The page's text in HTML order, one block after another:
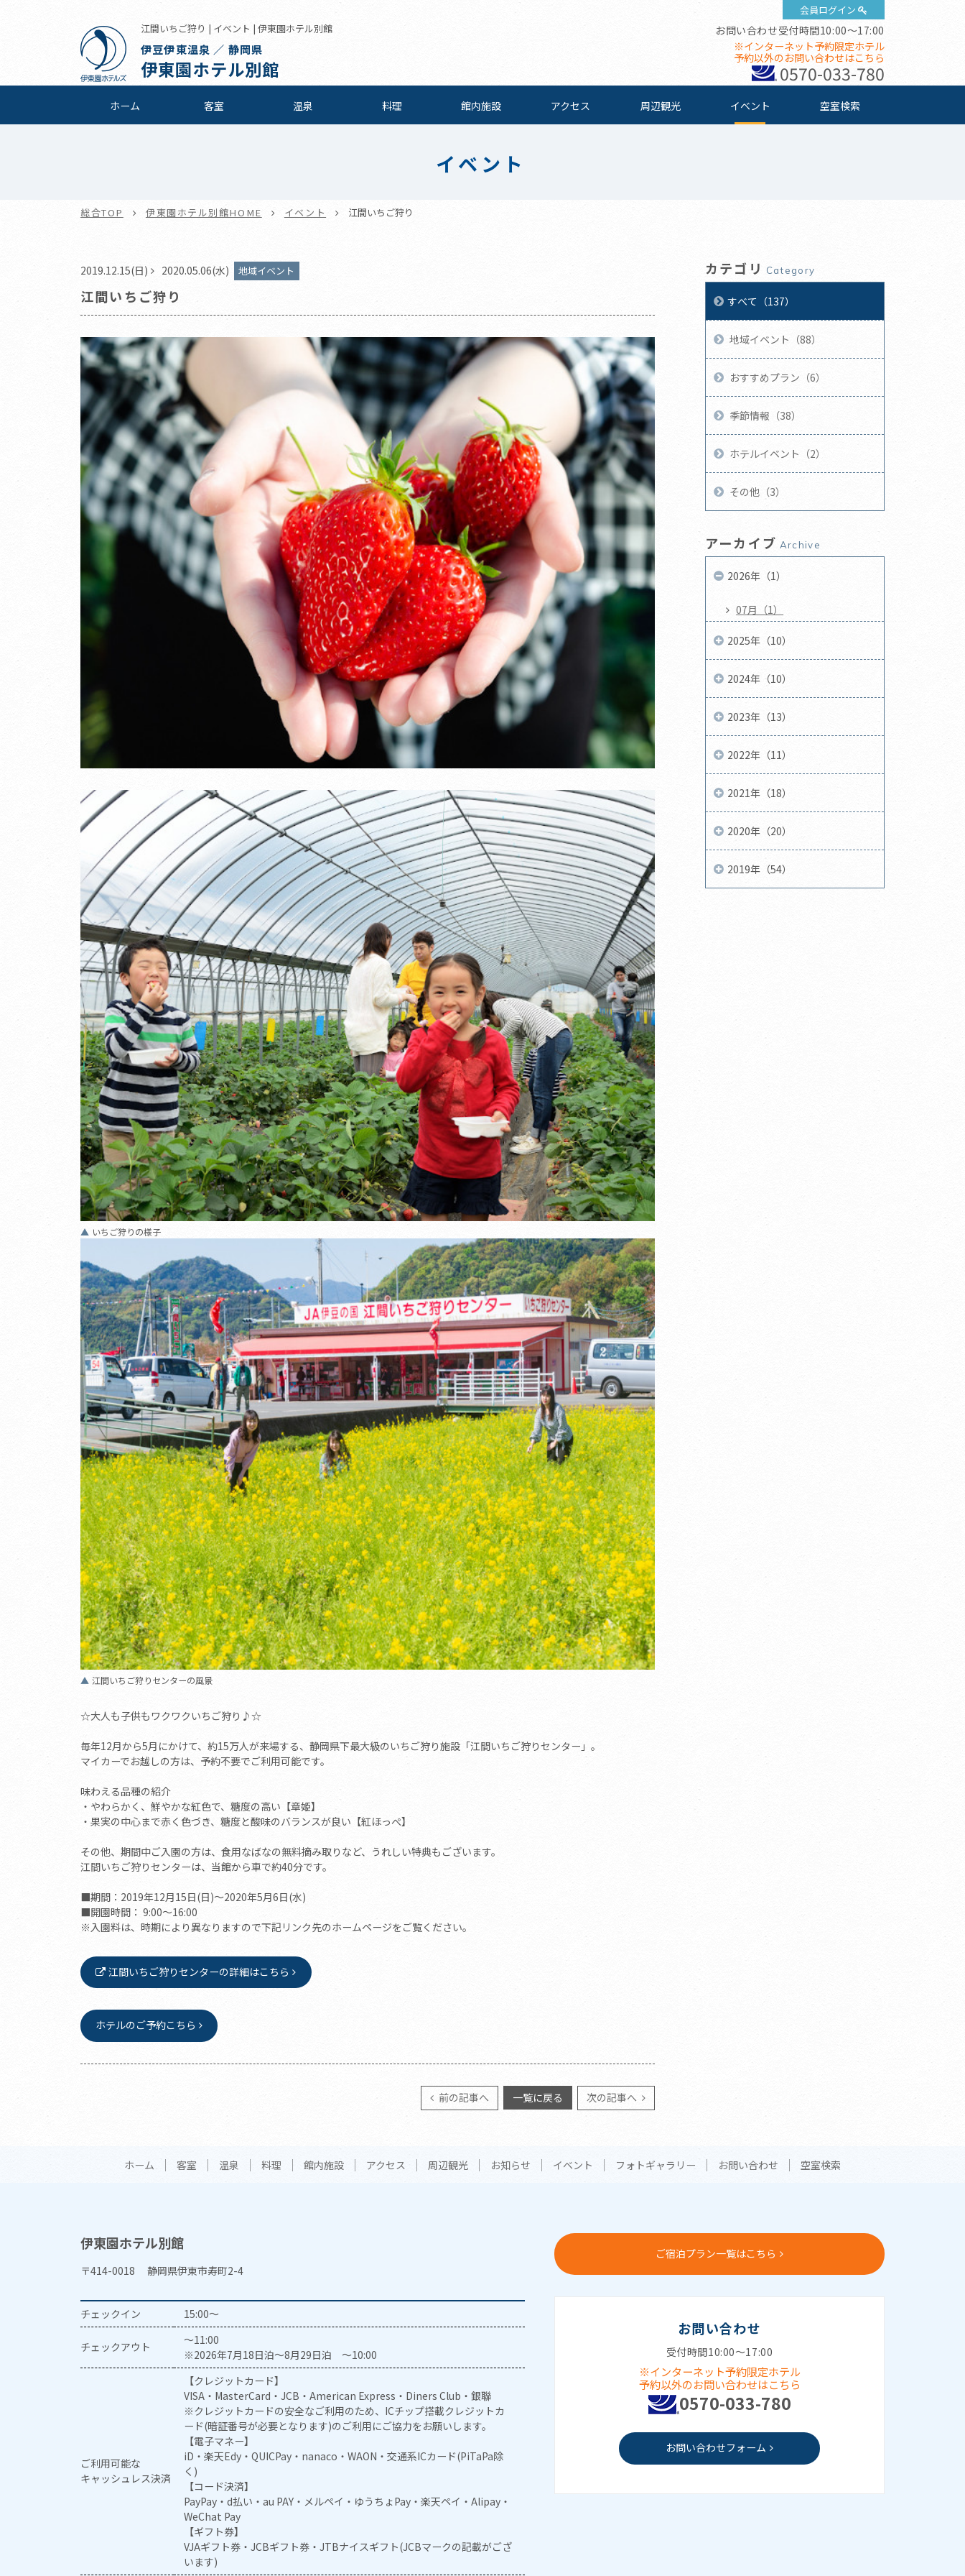
会員ログイン
江間いちご狩り | イベント | 伊東園ホテル別館
伊豆伊東温泉 ／ 静岡県
伊東園ホテル別館
お問い合わせ受付時間10:00～17:00
※インターネット予約限定ホテル
予約以外のお問い合わせはこちら
0570-033-780
ホーム 客室 温泉 料理 館内施設 アクセス 周辺観光 イベント 空室検索
イベント
総合TOP 伊東園ホテル別館HOME イベント 江間いちご狩り
2019.12.15(日) 2020.05.06(水) 地域イベント
江間いちご狩り
いちご狩りの様子
江間いちご狩りセンターの風景
☆大人も子供もワクワクいちご狩り♪☆
毎年12月から5月にかけて、約15万人が来場する、静岡県下最大級のいちご狩り施設「江間いちご狩りセンター」。
マイカーでお越しの方は、予約不要でご利用可能です。
味わえる品種の紹介
・やわらかく、鮮やかな紅色で、糖度の高い【章姫】
・果実の中心まで赤く色づき、糖度と酸味のバランスが良い【紅ほっぺ】
その他、期間中ご入園の方は、食用なばなの無料摘み取りなど、うれしい特典もございます。
江間いちご狩りセンターは、当館から車で約40分です。
■期間：2019年12月15日(日)～2020年5月6日(水)
■開園時間： 9:00～16:00
※入園料は、時期により異なりますので下記リンク先のホームページをご覧ください。
江間いちご狩りセンターの詳細はこちら
ホテルのご予約こちら
前の記事へ 一覧に戻る 次の記事へ
カテゴリ Category
すべて（137）
地域イベント（88）
おすすめプラン（6）
季節情報（38）
ホテルイベント（2）
その他（3）
アーカイブ Archive
2026年（1）
07月（1）
2025年（10）
2024年（10）
2023年（13）
2022年（11）
2021年（18）
2020年（20）
2019年（54）
ホーム 客室 温泉 料理 館内施設 アクセス 周辺観光 お知らせ イベント フォトギャラリー お問い合わせ 空室検索
伊東園ホテル別館
〒414-0018 静岡県伊東市寿町2-4
チェックイン 15:00～
チェックアウト
～11:00
※2026年7月18日泊～8月29日泊 ～10:00
ご利用可能な
キャッシュレス決済
【クレジットカード】
VISA・MasterCard・JCB・American Express・Diners Club・銀聯
※クレジットカードの安全なご利用のため、ICチップ搭載クレジットカ
ード(暗証番号が必要となります)のご利用にご協力をお願いします。
【電子マネー】
iD・楽天Edy・QUICPay・nanaco・WAON・交通系ICカード(PiTaPa除
く)
【コード決済】
PayPay・d払い・au PAY・メルペイ・ゆうちょPay・楽天ペイ・Alipay・
WeChat Pay
【ギフト券】
VJAギフト券・JCBギフト券・JTBナイスギフト(JCBマークの記載がござ
います)
ご宿泊プラン一覧はこちら
お問い合わせ
受付時間10:00～17:00
※インターネット予約限定ホテル
予約以外のお問い合わせはこちら
0570-033-780
お問い合わせフォーム